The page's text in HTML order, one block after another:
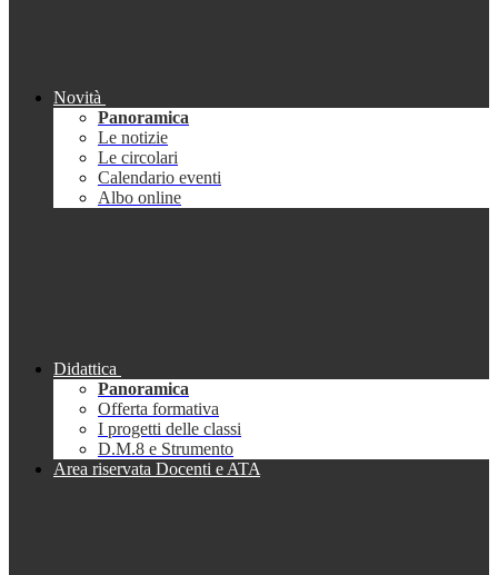
Novità
Panoramica
Le notizie
Le circolari
Calendario eventi
Albo online
Didattica
Panoramica
Offerta formativa
I progetti delle classi
D.M.8 e Strumento
Area riservata Docenti e ATA